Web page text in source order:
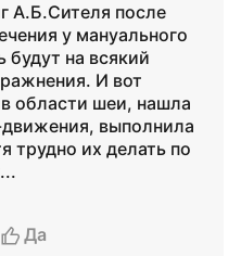
А.Б.Сителя после
у мануального
будут на всякий
И вот
области шеи, нашла
выполнила
трудно их делать по
Да